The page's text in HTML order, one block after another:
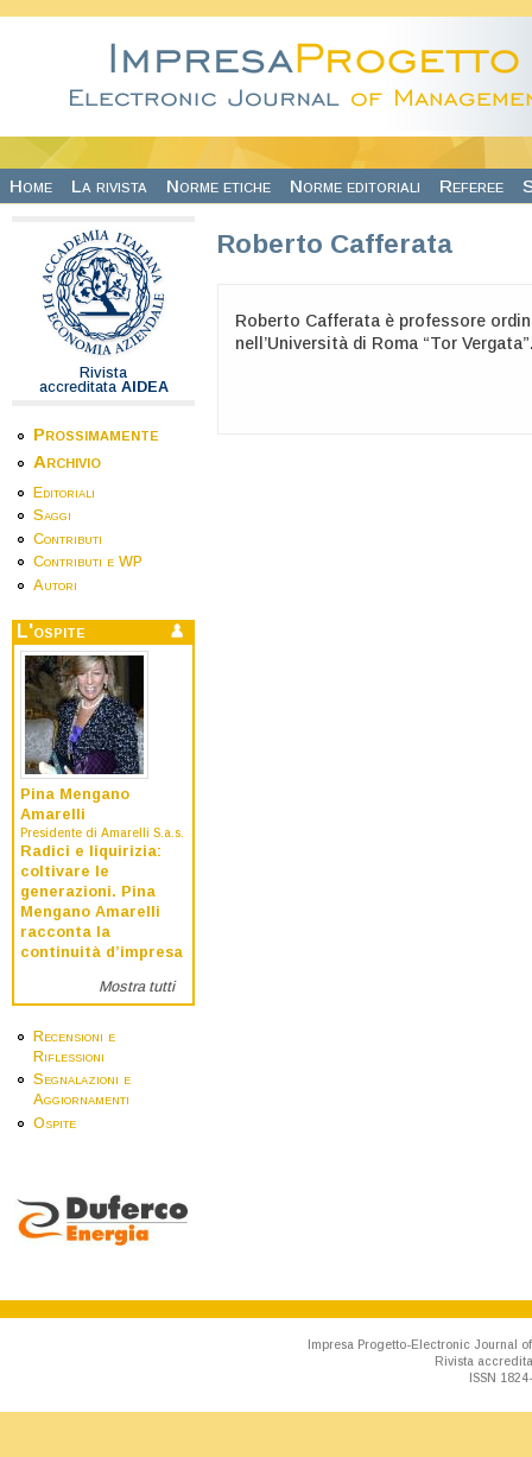
Home La rivista Norme etiche Norme editoriali Referee
Rivista
accreditata AIDEA
Prossimamente
Archivio
Editoriali
Saggi
Contributi
Contributi e WP
Autori
L'ospite
Pina Mengano
Amarelli
Presidente di Amarelli S.a.s.
Radici e liquirizia:
coltivare le
generazioni. Pina
Mengano Amarelli
racconta la
continuità d’impresa
Mostra tutti
Recensioni e
Riflessioni
Segnalazioni e
Aggiornamenti
Ospite
Roberto Cafferata
Roberto Cafferata è professore
nell’Università di Roma “Tor
Impresa Progetto-Electronic Journal
Rivista
ISSN